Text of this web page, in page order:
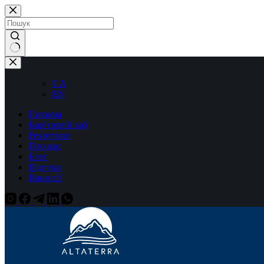
Перейти
до
вмісту
Немає
результатів
UA
EN
Головна
Кар’єрний хаб
Рекрутинг
Про нас
Блог
Відгуки
Вакансії